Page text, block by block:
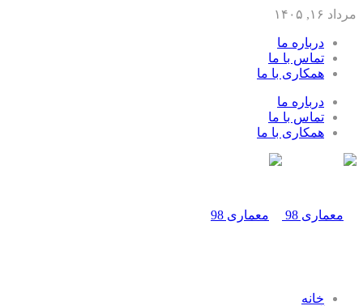
مرداد ۱۶, ۱۴۰۵
درباره ما
تماس با ما
همکاری با ما
درباره ما
تماس با ما
همکاری با ما
خانه